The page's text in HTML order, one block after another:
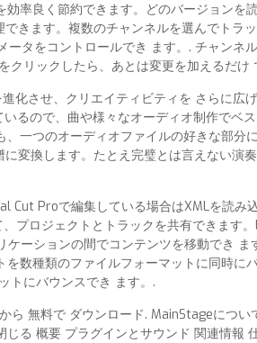
率良く節約できます。どのバージョンを
きます。複数のチャンネルを選んでトラ
タをコントロールでき ます。. チャンネ
クリックしたら、あとは変更を加えるだけ
化させ、クリエイティビティを さらに広
るので、曲や様々なオーディオ制作でベ
一つのオーディオファイルの好きな部分
変換します。たとえ完璧とは言えない演
Proで編集している場合はXMLを読み
プロジェクトとトラックを共有できます
ーションの間でコンテンツを移動でき
数種類のファイルフォーマットに同時に
トにバウンスでき ます。.
無料で ダウンロード. MainStageについ
る 概要 プラグインとサウンド 関連情報